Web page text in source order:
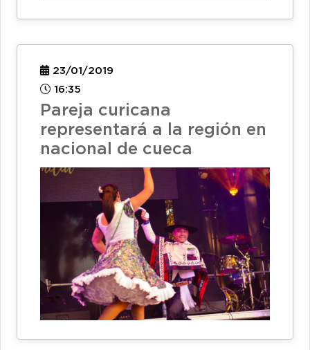
23/01/2019
16:35
Pareja curicana
representará a la región en
nacional de cueca